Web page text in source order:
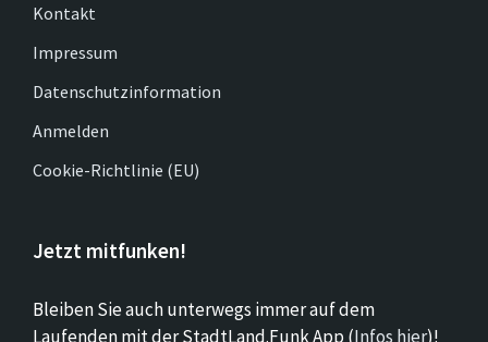
Kontakt
Impressum
Datenschutzinformation
Anmelden
Cookie-Richtlinie (EU)
Jetzt mitfunken!
Bleiben Sie auch unterwegs immer auf dem
Laufenden mit der StadtLand.Funk App (Infos hier)!